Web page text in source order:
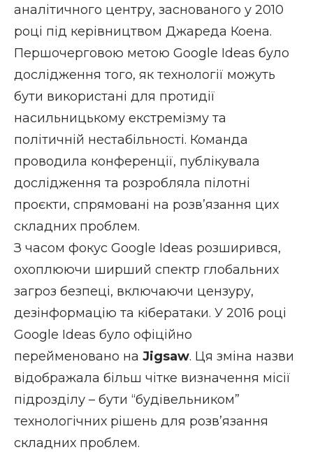
аналітичного центру, заснованого у 2010
році під керівництвом Джареда Коена.
Першочерговою метою Google Ideas було
дослідження того, як технології можуть
бути використані для протидії
насильницькому екстремізму та
політичній нестабільності. Команда
проводила конференції, публікувала
дослідження та розробляла пілотні
проєкти, спрямовані на розв’язання цих
складних проблем.
З часом фокус Google Ideas розширився,
охоплюючи ширший спектр глобальних
загроз безпеці, включаючи цензуру,
дезінформацію та кібератаки. У 2016 році
Google Ideas було офіційно
перейменовано на Jigsaw. Ця зміна назви
відображала більш чітке визначення місії
підрозділу – бути “будівельником”
технологічних рішень для розв’язання
складних проблем.